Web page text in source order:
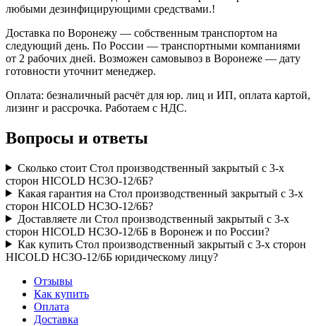
любыми дезинфицирующими средствами.!
Доставка по Воронежу — собственным транспортом на
следующий день. По России — транспортными компаниями
от 2 рабочих дней. Возможен самовывоз в Воронеже — дату
готовности уточнит менеджер.
Оплата: безналичный расчёт для юр. лиц и ИП, оплата картой,
лизинг и рассрочка. Работаем с НДС.
Вопросы и ответы
Сколько стоит Стол производственный закрытый с 3-х
сторон HICOLD НСЗО-12/6Б?
Какая гарантия на Стол производственный закрытый с 3-х
сторон HICOLD НСЗО-12/6Б?
Доставляете ли Стол производственный закрытый с 3-х
сторон HICOLD НСЗО-12/6Б в Воронеж и по России?
Как купить Стол производственный закрытый с 3-х сторон
HICOLD НСЗО-12/6Б юридическому лицу?
Отзывы
Как купить
Оплата
Доставка